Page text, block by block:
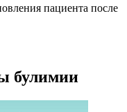
пациента после
булимии